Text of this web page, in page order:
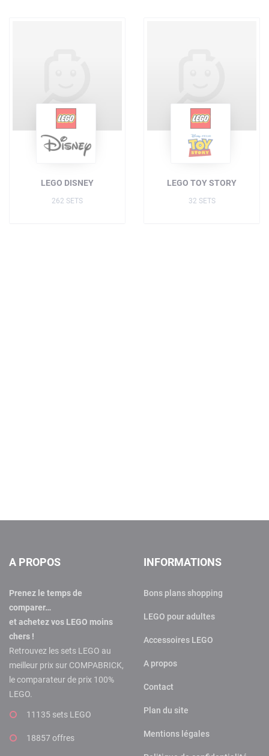
LEGO DISNEY
262 SETS
LEGO TOY STORY
32 SETS
A PROPOS
Prenez le temps de
comparer…
et achetez vos LEGO moins
chers !
Retrouvez les sets LEGO au
meilleur prix sur COMPABRICK,
le comparateur de prix 100%
LEGO.
11135 sets LEGO
18857 offres
INFORMATIONS
Bons plans shopping
LEGO pour adultes
Accessoires LEGO
A propos
Contact
Plan du site
Mentions légales